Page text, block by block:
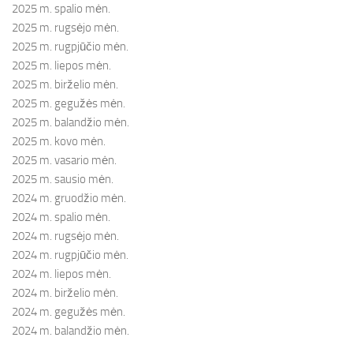
2025 m. spalio mėn.
2025 m. rugsėjo mėn.
2025 m. rugpjūčio mėn.
2025 m. liepos mėn.
2025 m. birželio mėn.
2025 m. gegužės mėn.
2025 m. balandžio mėn.
2025 m. kovo mėn.
2025 m. vasario mėn.
2025 m. sausio mėn.
2024 m. gruodžio mėn.
2024 m. spalio mėn.
2024 m. rugsėjo mėn.
2024 m. rugpjūčio mėn.
2024 m. liepos mėn.
2024 m. birželio mėn.
2024 m. gegužės mėn.
2024 m. balandžio mėn.